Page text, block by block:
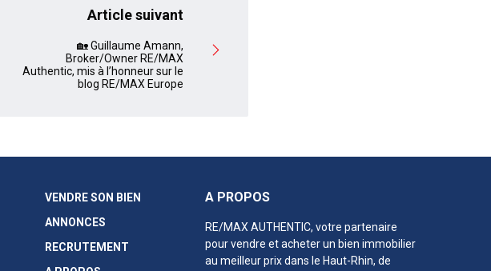
Article suivant
🏡 Guillaume Amann,
Broker/Owner RE/MAX
Authentic, mis à l’honneur sur le
blog RE/MAX Europe
VENDRE SON BIEN
ANNONCES
RECRUTEMENT
A PROPOS
RE/MAX AUTHENTIC, votre partenaire
pour vendre et acheter un bien immobilier
au meilleur prixdans le Haut-Rhin, de